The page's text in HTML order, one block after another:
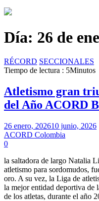
Día: 26 de
RÉCORD SECCIONALES
Tiempo de lectura : 5Minutos
Atletismo gran
del Año ACORD
26 enero, 202610 junio, 2026
ACORD Colombia
0
la saltadora de largo Natalia
atletismo para sordomudos,
oro. A su vez, la Liga de
la mejor entidad deportiva de
de los atletas, durante el año